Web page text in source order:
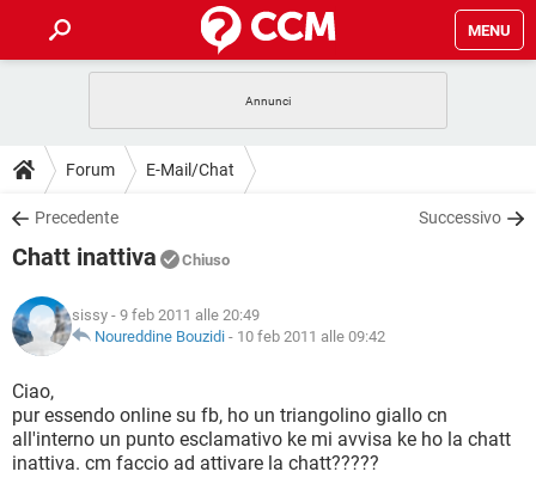
MENU
INTRATTENIMENTO
iOS
INSTAGRAM
TIKTOK
HARDWARE
GUIDE
COVID-19
INSTAGRAM
TIKTOK
HARDWARE
DOWNLOAD
COVID-19
INTRATTENIMENTO
iOS WINDOWS 10
INSTAGRAM
TIKTOK FACEBOOK
HARDWARE
COVID-19
INTRATTENIMENTO
iOS
INSTAGRAM WHATSAPP
GLOSSARIO
COVID-19
INTRATTENIMENTO ANDROID
iOS WINDOWS 10
Forum E-Mail/Chat
Precedente Successivo
Chatt inattiva Chiuso
sissy - 9 feb 2011 alle 20:49
Noureddine Bouzidi - 10 feb 2011 alle 09:42
Ciao,
pur essendo online su fb, ho un triangolino giallo cn
all'interno un punto esclamativo ke mi avvisa ke ho la chatt
inattiva. cm faccio ad attivare la chatt?????